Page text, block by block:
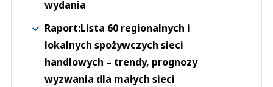
wydania
Raport:Lista 60 regionalnych i
lokalnych spożywczych sieci
handlowych – trendy, prognozy
wyzwania dla małych sieci